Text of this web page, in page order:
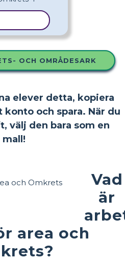
OCH OMRÅDESARK
elever detta, kopiera
och spara. När du
välj den bara som en
mall!
Vad
är
area och